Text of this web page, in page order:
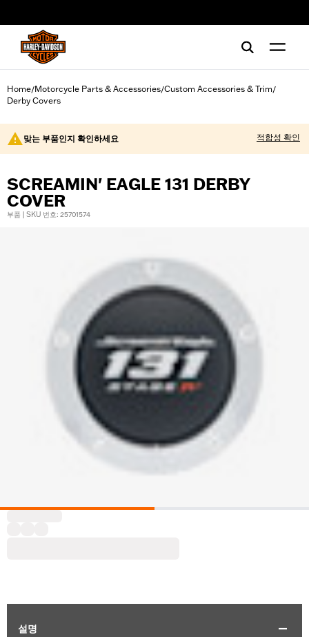
Home/Motorcycle Parts & Accessories/Custom Accessories & Trim/
Derby Covers
맞는 부품인지 확인하세요 적합성 확인
SCREAMIN' EAGLE 131 DERBY
COVER
부품 | SKU 번호: 25701574
설명